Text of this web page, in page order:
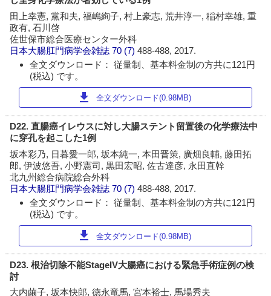
田上幸憲, 黨和夫, 福嶋絢子, 村上豪志, 荒井淳一, 稲村幸雄, 重
政有, 石川啓
佐世保市総合医療センター外科
日本大腸肛門病学会雑誌 70 (7)488-488, 2017.
全文ダウンロード： 従量制、基本料金制の方共に121円
(税込) です。
download 全文ダウンロード(0.98MB)
D22. 直腸癌イレウスに対し大腸ステント留置後の化学療法中
に穿孔を起こした1例
坂本彩乃, 日暮愛一郎, 坂本純一, 本田晋策, 廣畑良輔, 藤田拓
郎, 伊波悠吾, 小野憲司, 黒田宏昭, 佐古達彦, 永田直幹
北九州総合病院総合外科
日本大腸肛門病学会雑誌 70 (7)488-488, 2017.
全文ダウンロード： 従量制、基本料金制の方共に121円
(税込) です。
download 全文ダウンロード(0.98MB)
D23. 根治切除不能StageIV大腸癌における緊急手術症例の検
討
大内繭子, 坂本快郎, 徳永竜馬, 宮本裕士, 馬場秀夫